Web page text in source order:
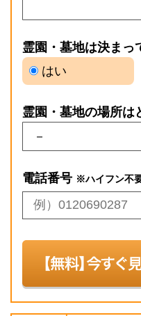
霊園・墓地は決まっ
はい
霊園・墓地の場所は
電話番号 ※ハイフン不